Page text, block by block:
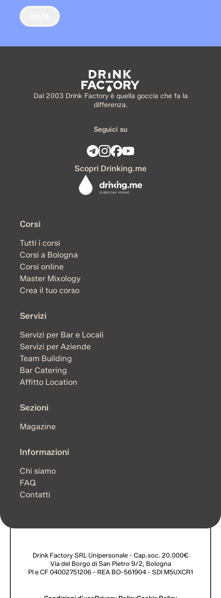
Dal 2003 Drink Factory è quella goccia che fa la
differenza.
Seguici su
Scopri Drinking.me
Corsi
Tutti i corsi
Corsi a Bologna
Corsi online
Master Mixology
Crea il tuo corso
Servizi
Servizi per Bar e Locali
Servizi per Aziende
Team Building
Bar Catering
Affitto Location
Sezioni
Magazine
Informazioni
Chi siamo
FAQ
Contatti
Drink Factory SRL Unipersonale - Cap.soc. 20.000€
Via del Borgo di San Pietro 9/2, Bologna
PI e CF 04002751206 - REA BO-561904 - SDI M5UXCR1